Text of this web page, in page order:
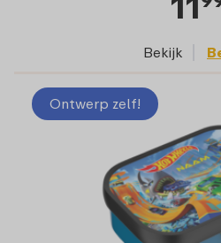
Bekijk
Ontwerp zelf!